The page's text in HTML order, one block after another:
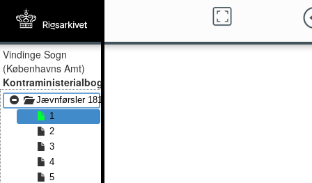
Vindinge Sogn
(Københavns Amt)
Kontraministerialbog
Jævnførsler 1815 - Jævnførsler 1834
1
2
3
4
5